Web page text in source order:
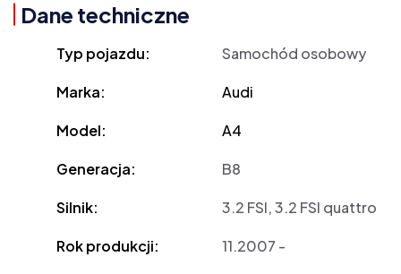
Dane techniczne
Typ pojazdu: Samochód osobowy
Marka: Audi
Model: A4
Generacja: B8
Silnik: 3.2 FSI, 3.2 FSI quattro
Rok produkcji: 11.2007 -